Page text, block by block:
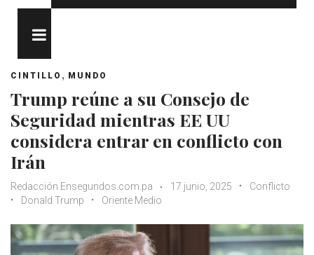
CINTILLO , MUNDO
Trump reúne a su Consejo de
Seguridad mientras EE UU
considera entrar en conflicto con
Irán
Redacción Ensegundos.com.pa 17 junio, 2025
Conflicto
Donald Trump
Oriente Medio